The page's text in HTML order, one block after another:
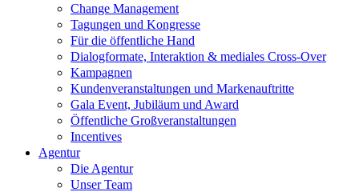
Change Management
Tagungen und Kongresse
Für die öffentliche Hand
Dialogformate, Interaktion & mediales Cross-Over
Kampagnen
Kundenveranstaltungen und Markenauftritte
Gala Event, Jubiläum und Award
Öffentliche Großveranstaltungen
Incentives
Agentur
Die Agentur
Unser Team